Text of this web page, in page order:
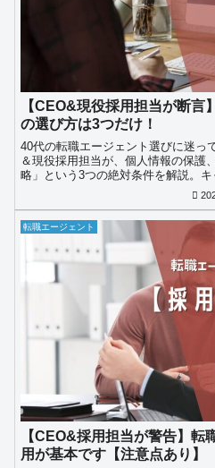
【CEO&現役採用担当が断言
の選び方は3つだけ！
40代の転職エージェント選びに迷っ
＆現役採用担当が、個人情報の保護
略」という3つの絶対条件を解説。キ
転職エージェント
【CEO&採用担当が警告】転
用が基本です【注意点あり】